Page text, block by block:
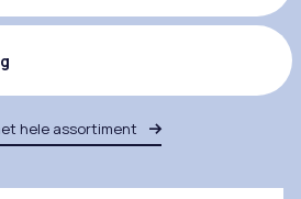
hele assortiment